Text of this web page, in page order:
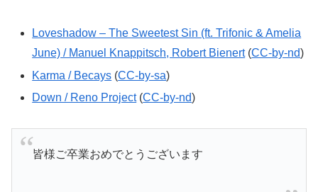
Loveshadow – The Sweetest Sin (ft. Trifonic & Amelia
June) / Manuel Knappitsch, Robert Bienert(CC-by-nd)
Karma / Becays (CC-by-sa)
Down / Reno Project(CC-by-nd)
皆様ご卒業おめでとうございます